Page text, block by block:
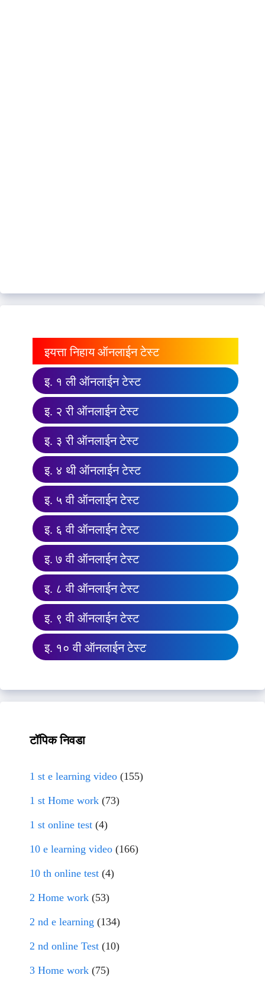
इयत्ता निहाय ऑनलाईन टेस्ट
इ. १ ली ऑनलाईन टेस्ट
इ. २ री ऑनलाईन टेस्ट
इ. ३ री ऑनलाईन टेस्ट
इ. ४ थी ऑनलाईन टेस्ट
इ. ५ वी ऑनलाईन टेस्ट
इ. ६ वी ऑनलाईन टेस्ट
इ. ७ वी ऑनलाईन टेस्ट
इ. ८ वी ऑनलाईन टेस्ट
इ. ९ वी ऑनलाईन टेस्ट
इ. १० वी ऑनलाईन टेस्ट
टॉपिक निवडा
1 st e learning video (155)
1 st Home work (73)
1 st online test (4)
10 e learning video (166)
10 th online test (4)
2 Home work (53)
2 nd e learning (134)
2 nd online Test (10)
3 Home work (75)